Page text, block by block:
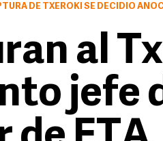
DE TXEROKI SE DECIDIÓ
al
jefe